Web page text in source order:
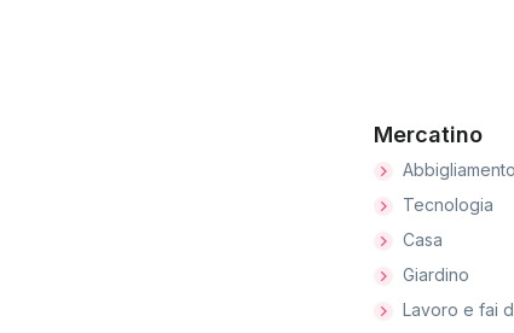
Mercatino
Tecnologia
Casa
Giardino
Lavoro e fai